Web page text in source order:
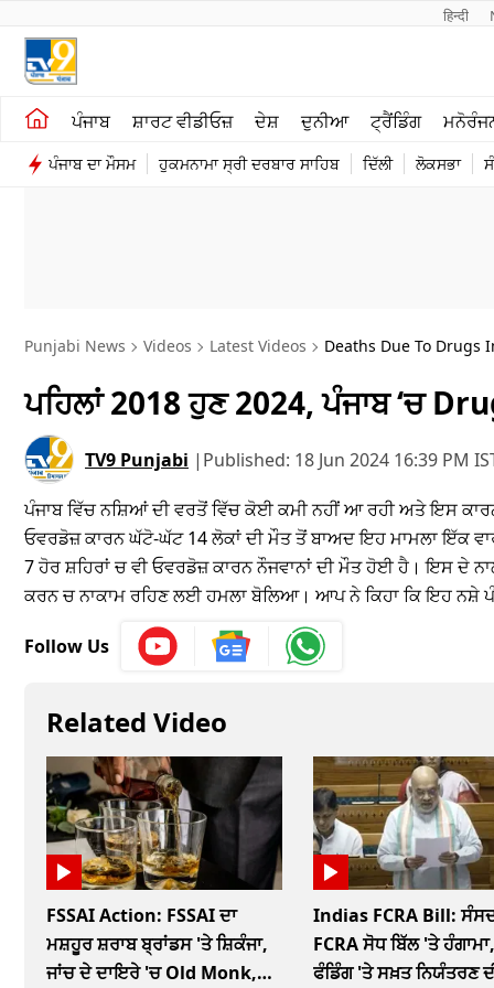
हिन्दी
ਪੰਜਾਬ ਸ਼ਾਰਟ ਵੀਡੀਓਜ਼ ਦੇਸ਼ ਦੁਨੀਆ ਟ੍ਰੈਂਡਿੰਗ
ਪੰਜਾਬ ਦਾ ਮੌਸਮ ਹੁਕਮਨਾਮਾ ਸ੍ਰੀ ਦਰਬਾਰ ਸਾਹਿਬ ਦਿੱਲੀ ਲੋਕਸਭਾ
ਖੇਤੀਬਾੜੀ
ਸ਼ਾਰਟ ਵੀਡੀਓਜ਼
ਮਨੋਰੰਜਨ
Punjabi News Videos Latest Videos Deaths Due To Drugs
ਪਹਿਲਾਂ 2018 ਹੁਣ 2024, ਪੰਜਾਬ ‘ਚ
TV9 Punjabi | Published: 18 Jun 2024 16:39 PM
ਪੰਜਾਬ ਵਿੱਚ ਨਸ਼ਿਆਂ ਦੀ ਵਰਤੋਂ ਵਿੱਚ ਕੋਈ ਕਮੀ ਨਹੀਂ ਆ ਰਹੀ ਅਤੇ ਇਸ
ਓਵਰਡੋਜ਼ ਕਾਰਨ ਘੱਟੋ-ਘੱਟ 14 ਲੋਕਾਂ ਦੀ ਮੌਤ ਤੋਂ ਬਾਅਦ ਇਹ ਮਾਮਲਾ ਇੱਕ
7 ਹੋਰ ਸ਼ਹਿਰਾਂ ਚ ਵੀ ਓਵਰਡੋਜ਼ ਕਾਰਨ ਨੌਜਵਾਨਾਂ ਦੀ ਮੌਤ ਹੋਈ ਹੈ। ਇਸ ਦੇ
ਕਰਨ ਚ ਨਾਕਾਮ ਰਹਿਣ ਲਈ ਹਮਲਾ ਬੋਲਿਆ। ਆਪ ਨੇ ਕਿਹਾ ਕਿ ਇਹ ਨਸ਼ੇ
Follow Us
Related Video
FSSAI Action: FSSAI ਦਾ
ਮਸ਼ਹੂਰ ਸ਼ਰਾਬ ਬ੍ਰਾਂਡਸ 'ਤੇ ਸ਼ਿਕੰਜਾ,
ਜਾਂਚ ਦੇ ਦਾਇਰੇ 'ਚ Old Monk,
Indias FCRA Bill:
FCRA ਸੋਧ ਬਿੱਲ 'ਤੇ
ਫੰਡਿੰਗ 'ਤੇ ਸਖ਼ਤ ਨਿਯੰਤਰਣ